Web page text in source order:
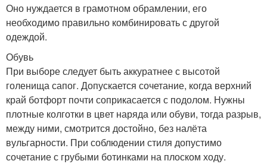
Оно нуждается в грамотном обрамлении, его
необходимо правильно комбинировать с другой
одеждой.
Обувь
При выборе следует быть аккуратнее с высотой
голенища сапог. Допускается сочетание, когда верхний
край ботфорт почти соприкасается с подолом. Нужны
плотные колготки в цвет наряда или обуви, тогда разрыв,
между ними, смотрится достойно, без налёта
вульгарности. При соблюдении стиля допустимо
сочетание с грубыми ботинками на плоском ходу.